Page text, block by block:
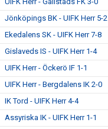
Jönköpings BK - UIFK Herr 5-2
Ekedalens SK - UIFK Herr 7-8
Gislaveds IS - UIFK Herr 1-4
UIFK Herr - Öckerö IF 1-1
UIFK Herr - Bergdalens IK 2-0
IK Tord - UIFK Herr 4-4
Assyriska IK - UIFK Herr 1-1